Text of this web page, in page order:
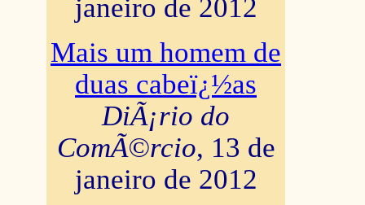
janeiro de 2012
Mais um homem de
duas cabeï¿½as
DiÃ¡rio do
ComÃ©rcio, 13 de
janeiro de 2012